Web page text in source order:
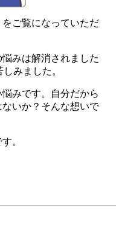
ご覧になっていただ
みは解消されました
みました。
みです。自分だから
いか？そんな想いで
。